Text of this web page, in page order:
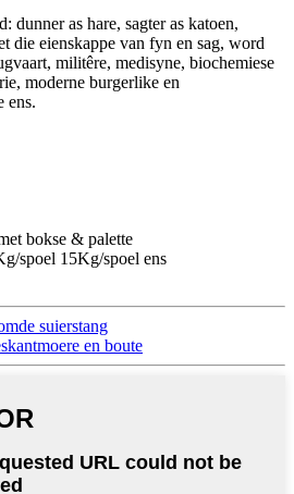
dunner as hare, sagter as katoen,
die eienskappe van fyn en sag, word
militêre, medisyne, biochemiese
moderne burgerlike en
ens.
bokse & palette
spoel 15Kg/spoel ens
suierstang
en boute